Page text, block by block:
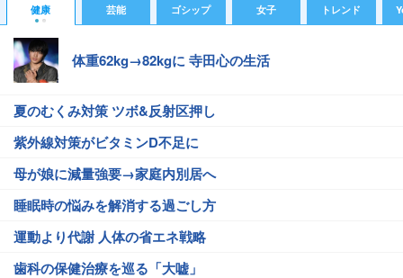
健康 芸能 ゴシップ 女子 トレンド
体重62kg→82kgに 寺田心の生活
夏のむくみ対策 ツボ&反射区押し
紫外線対策がビタミンD不足に
母が娘に減量強要→家庭内別居へ
睡眠時の悩みを解消する過ごし方
運動より代謝 人体の省エネ戦略
歯科の保健治療を巡る「大嘘」